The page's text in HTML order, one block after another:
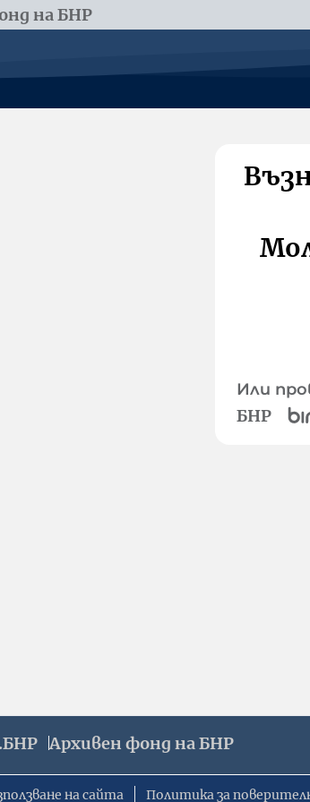
на БНР
Или
БНР
Архивен фонд на БНР
на сайта Политика за